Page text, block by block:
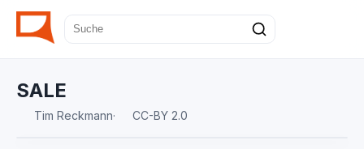
SALE
Tim Reckmann· CC-BY 2.0